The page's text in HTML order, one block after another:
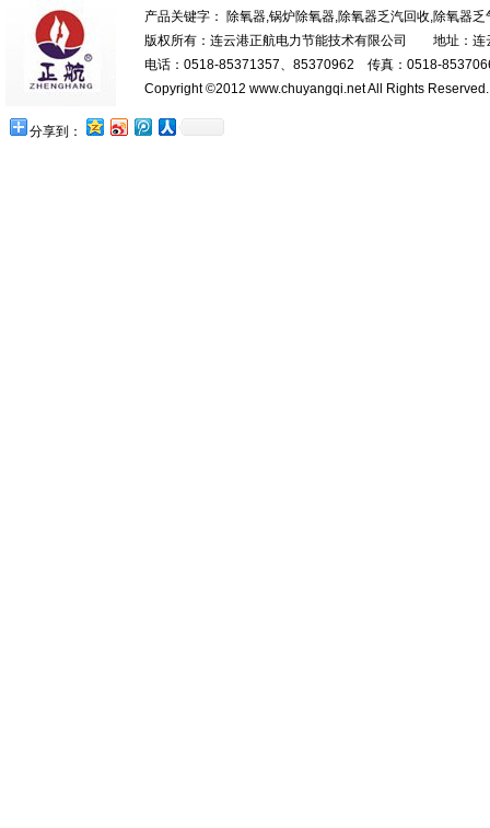
产品关键字： 除氧器,锅炉除氧器,除氧器乏汽回收,除氧器
版权所有：连云港正航电力节能技术有限公司 地址：
电话：0518-85371357、85370962 传真：0518-
Copyright ©2012 www.chuyangqi.net All Rights
分享到：